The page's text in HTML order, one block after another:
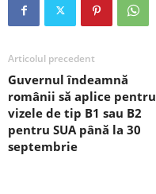
Articolul precedent
Guvernul îndeamnă
românii să aplice pentru
vizele de tip B1 sau B2
pentru SUA până la 30
septembrie